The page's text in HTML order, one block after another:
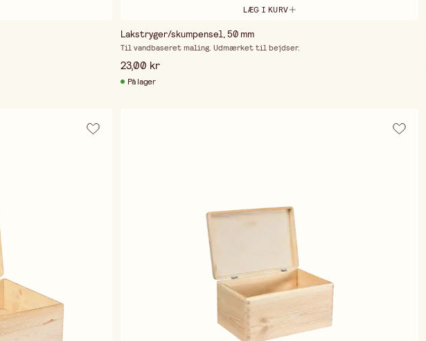
LÆG I KURV
Lakstryger/skumpensel, 50 mm
Til vandbaseret maling. Udmærket til bejdser.
23,00 kr
På lager